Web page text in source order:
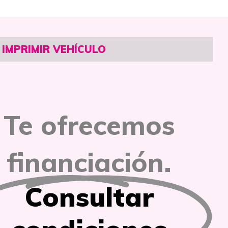
IMPRIMIR VEHÍCULO
Te ofrecemos
financiación.
Consultar